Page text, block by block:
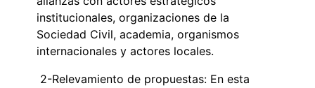
institucionales, organizaciones de la
Sociedad Civil, academia, organismos
internacionales y actores locales.
2-Relevamiento de propuestas: En esta